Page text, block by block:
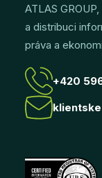
ATLAS
a distribuci
práva a
+420